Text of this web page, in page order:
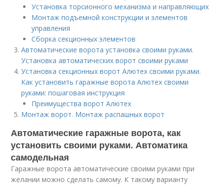
Установка торсионного механизма и направляющих
Монтаж подъемной конструкции и элементов
управления
Сборка секционных элементов
Автоматические ворота установка своими руками.
Установка автоматических ворот своими руками
Установка секционных ворот Алютех своими руками.
Как установить гаражные ворота Алютех своими
руками: пошаговая инструкция
Преимущества ворот Алютех
Монтаж ворот. Монтаж распашных ворот
Автоматические гаражные ворота, как
установить своими руками. Автоматика
самодельная
Гаражные ворота автоматические своими руками при
желании можно сделать самому. К такому варианту